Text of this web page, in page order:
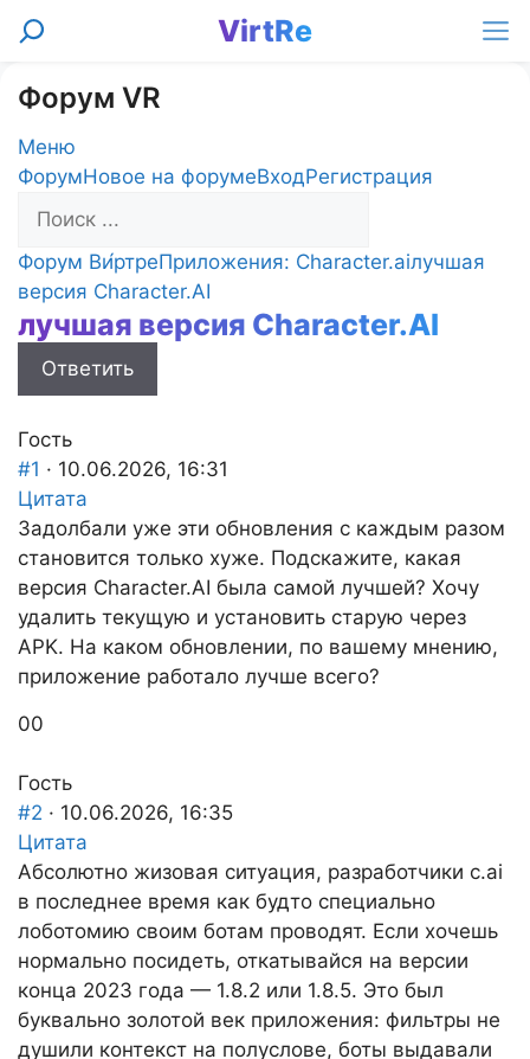
Перейти
VirtRe
Поиск
Форум VR
Меню
Навигация
Форума
ФорумНовое на форумеВходРегистрация
Форум
breadcrumbs
-
Вы
здесь:
Форум Ви́ртреПриложения: Character.aiлучшая
версия Character.AI
лучшая версия Character.AI
Ответить
Гость
#1 · 10.06.2026, 16:31
Цитата
Задолбали уже эти обновления с каждым разом
становится только хуже. Подскажите, какая
версия Character.AI была самой лучшей? Хочу
удалить текущую и установить старую через
APK. На каком обновлении, по вашему мнению,
приложение работало лучше всего?
Голосуйте
палец
вниз.
0Голосуйте
палец
вверх.
0
Гость
#2 · 10.06.2026, 16:35
Цитата
Абсолютно жизовая ситуация, разработчики c.ai
в последнее время как будто специально
лоботомию своим ботам проводят. Если хочешь
нормально посидеть, откатывайся на версии
конца 2023 года — 1.8.2 или 1.8.5. Это был
буквально золотой век приложения: фильтры не
душили контекст на полуслове, боты выдавали